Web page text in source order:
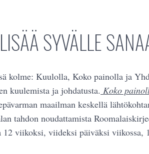
SYVÄLLE
kolme: Kuulolla, Koko painolla ja
kuulemista ja johdatusta. Koko
maailman keskellä
tahdon noudattamista
12 viikoksi, viideksi päiväksi viikossa,